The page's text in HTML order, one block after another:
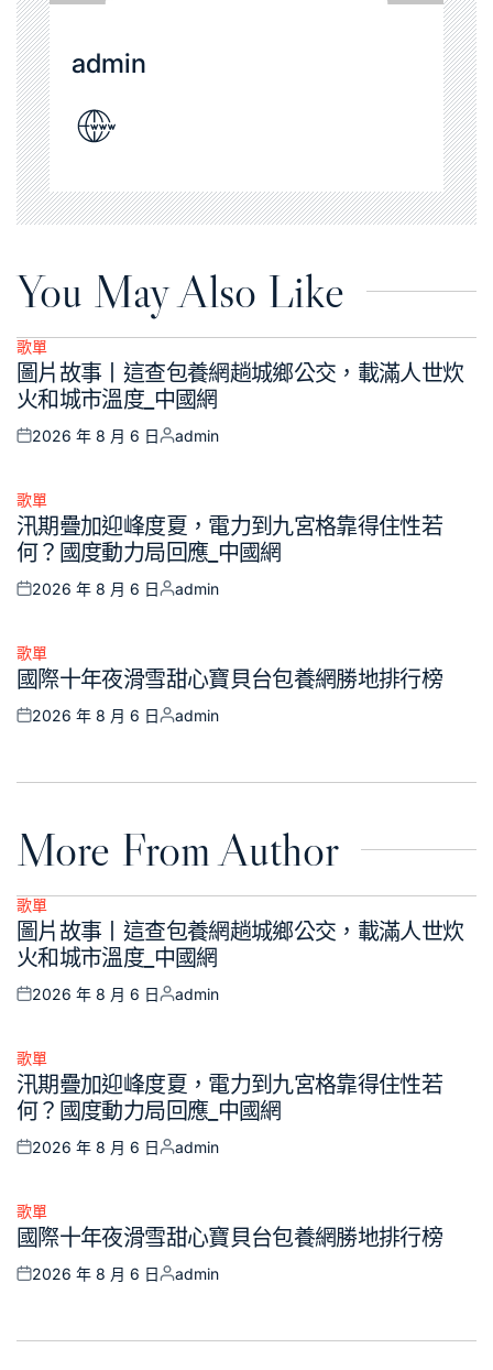
admin
You May Also Like
Posted
in
歌單
圖片故事丨這查包養網趟城鄉公交，載滿人世炊
火和城市溫度_中國網
Posted
2026 年 8 月 6 日
Posted
admin
Posted
in
歌單
汛期疊加迎峰度夏，電力到九宮格靠得住性若
何？國度動力局回應_中國網
Posted
2026 年 8 月 6 日
Posted
admin
Posted
in
歌單
國際十年夜滑雪甜心寶貝台包養網勝地排行榜
Posted
2026 年 8 月 6 日
Posted
admin
More From Author
Posted
in
歌單
圖片故事丨這查包養網趟城鄉公交，載滿人世炊
火和城市溫度_中國網
Posted
2026 年 8 月 6 日
Posted
admin
Posted
in
歌單
汛期疊加迎峰度夏，電力到九宮格靠得住性若
何？國度動力局回應_中國網
Posted
2026 年 8 月 6 日
Posted
admin
Posted
in
歌單
國際十年夜滑雪甜心寶貝台包養網勝地排行榜
Posted
2026 年 8 月 6 日
Posted
admin